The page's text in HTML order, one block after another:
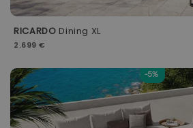
RICARDO Dining XL
2.699 €
-5%